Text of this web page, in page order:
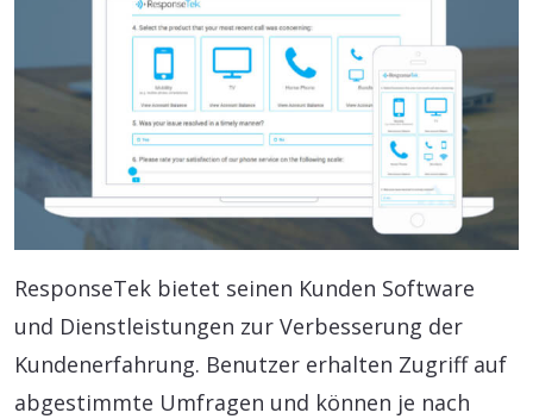
ResponseTek bietet seinen Kunden Software
und Dienstleistungen zur Verbesserung der
Kundenerfahrung. Benutzer erhalten Zugriff auf
abgestimmte Umfragen und können je nach